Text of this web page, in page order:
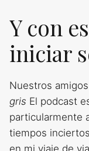
Y con
iniciar
Nuestros
gris El podcast
particularmente
tiempos